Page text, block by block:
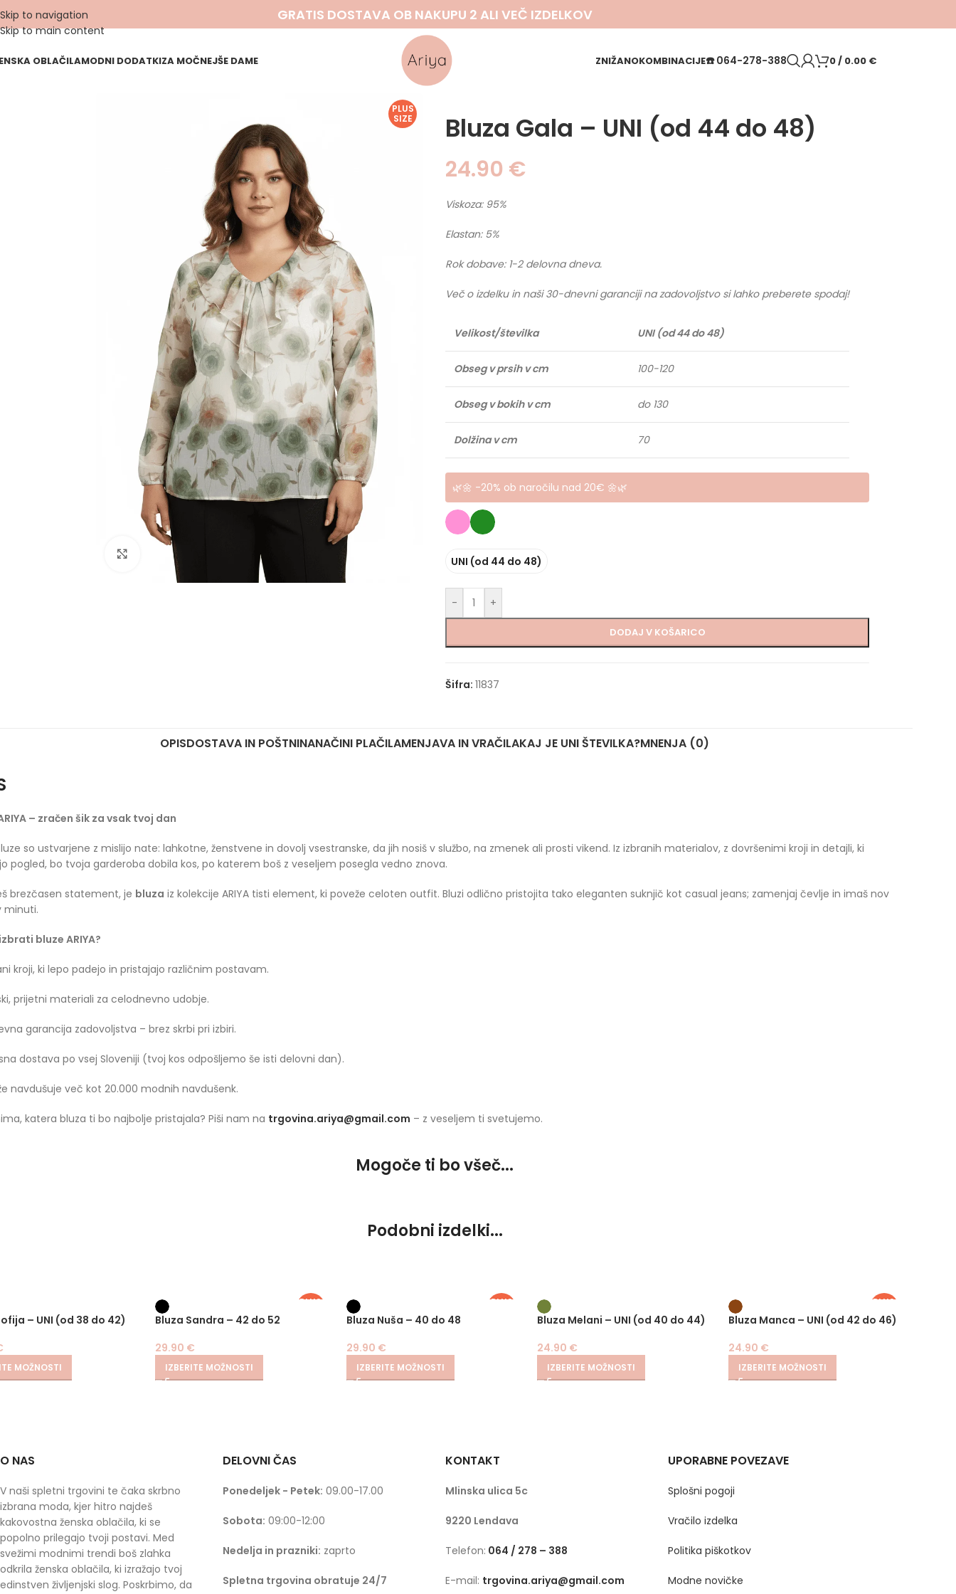
Skip to navigation
Skip to main content
GRATIS DOSTAVA OB NAKUPU 2 ALI VEČ IZDELKOV
OBLAČILAMODNI DODATKIZA MOČNEJŠE DAME ZNIŽANOKOMBINACIJE☎️064-278-388 0/ 0.00 €
PLUS
SIZE
Click to enlarge
Bluza Gala – UNI (od 44 do 48)
24.90 €
Viskoza: 95%
Elastan: 5%
Rok dobave: 1-2 delovna dneva.
Več o izdelku in naši 30-dnevni garanciji na zadovoljstvo si lahko preberete spodaj!
Velikost/številka UNI (od 44 do 48)
Obseg v prsih v cm 100-120
Obseg v bokih v cm do 130
Dolžina v cm 70
🌿🌼 -20% ob naročilu nad 20€ 🌼🌿
UNI (od 44 do 48)
- +
DODAJ V KOŠARICO
Šifra: 11837
OPISDOSTAVA IN POŠTNINANAČINI PLAČILAMENJAVA IN VRAČILAKAJ JE UNI ŠTEVILKA?MNENJA (0)
– zračen šik za vsak tvoj dan
so ustvarjene z mislijo nate: lahkotne, ženstvene in dovolj vsestranske, da jih nosiš v službo, na zmenek ali prosti vikend. Iz izbranih materialov, z dovršenimi kroji in detajli, ki
pogled, bo tvoja garderoba dobila kos, po katerem boš z veseljem posegla vedno znova.
brezčasen statement, je bluza iz kolekcije ARIYA tisti element, ki poveže celoten outfit. Bluzi odlično pristojita tako eleganten suknjič kot casual jeans; zamenjaj čevlje in imaš nov
minuti.
bluze ARIYA?
kroji, ki lepo padejo in pristajajo različnim postavam.
prijetni materiali za celodnevno udobje.
garancija zadovoljstva – brez skrbi pri izbiri.
dostava po vsej Sloveniji (tvoj kos odpošljemo še isti delovni dan).
navdušuje več kot 20.000 modnih navdušenk.
katera bluza ti bo najbolje pristajala? Piši nam na trgovina.ariya@gmail.com – z veseljem ti svetujemo.
Mogoče ti bo všeč...
Podobni izdelki...
– UNI (od 38 do 42)
MOŽNOSTI
PLUS
Bluza Sandra – 42 do 52
29.90 €
IZBERITE MOŽNOSTI
PLUS
Bluza Nuša – 40 do 48
29.90 €
IZBERITE MOŽNOSTI
Bluza Melani – UNI (od 40 do 44)
24.90 €
IZBERITE MOŽNOSTI
PLUS
SIZE
Bluza Manca – UNI (od 42 do 46)
24.90 €
IZBERITE MOŽNOSTI
O NAS
V naši spletni trgovini te čaka skrbno
izbrana moda, kjer hitro najdeš
kakovostna ženska oblačila, ki se
popolno prilegajo tvoji postavi. Med
svežimi modnimi trendi boš zlahka
odkrila ženska oblačila, ki izražajo tvoj
edinstven življenjski slog. Poskrbimo, da
DELOVNI ČAS
Ponedeljek - Petek: 09.00-17.00
Sobota: 09:00-12:00
Nedelja in prazniki: zaprto
Spletna trgovina obratuje 24/7
KONTAKT
Mlinska ulica 5c
9220 Lendava
Telefon: 064 / 278 – 388
E-mail: trgovina.ariya@gmail.com
UPORABNE POVEZAVE
Splošni pogoji
Vračilo izdelka
Politika piškotkov
Modne novičke